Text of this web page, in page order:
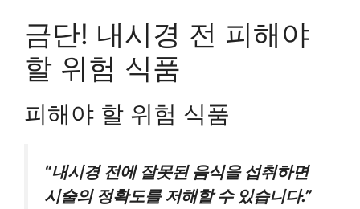
금단! 내시경 전 피해야
할 위험 식품
피해야 할 위험 식품
“내시경 전에 잘못된 음식을 섭취하면
시술의 정확도를 저해할 수 있습니다.”